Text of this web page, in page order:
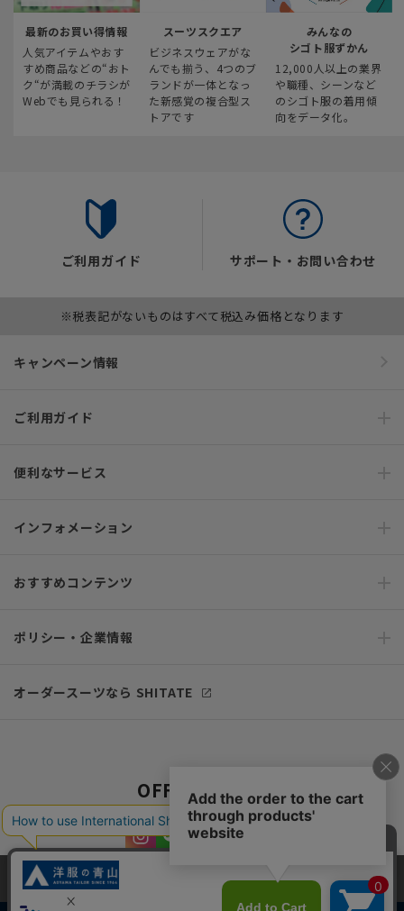
最新のお買い得情報
人気アイテムやおす
すめ商品などの“おト
ク“が満載のチラシが
Webでも見られる！
スーツスクエア
ビジネスウェアがな
んでも揃う、4つのブ
ランドが一体となっ
た新感覚の複合型ス
トアです
みんなの
シゴト服ずかん
12,000人以上の業界
や職種、シーンなど
のシゴト服の着用傾
向をデータ化。
ご利用ガイド サポート・お問い合わせ
※税表記がないものはすべて税込み価格となります
キャンペーン情報
ご利用ガイド
便利なサービス
インフォメーション
おすすめコンテンツ
ポリシー・企業情報
オーダースーツなら SHITATE
OFFICIAL SNS
当サイトでは、快適な閲覧体験とコンテンツ改善のためにCookieを使用